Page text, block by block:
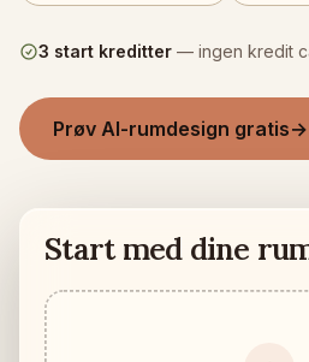
Små rum
Før- og eftergalleri
Priser
🇩🇰Dansk
3 start kreditter — ingen kredit
Prøv AI-rumdesign gratis→
Start med dine